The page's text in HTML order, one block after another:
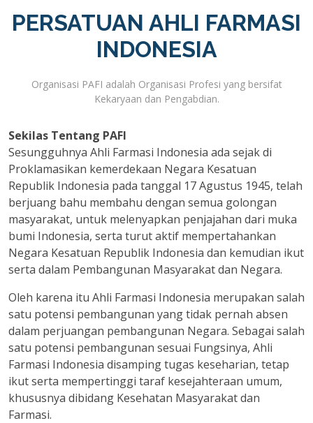
PERSATUAN AHLI FARMASI
INDONESIA
Organisasi PAFI adalah Organisasi Profesi yang bersifat
Kekaryaan dan Pengabdian.
Sekilas Tentang PAFI
Sesungguhnya Ahli Farmasi Indonesia ada sejak di
Proklamasikan kemerdekaan Negara Kesatuan
Republik Indonesia pada tanggal 17 Agustus 1945, telah
berjuang bahu membahu dengan semua golongan
masyarakat, untuk melenyapkan penjajahan dari muka
bumi Indonesia, serta turut aktif mempertahankan
Negara Kesatuan Republik Indonesia dan kemudian ikut
serta dalam Pembangunan Masyarakat dan Negara.
Oleh karena itu Ahli Farmasi Indonesia merupakan salah
satu potensi pembangunan yang tidak pernah absen
dalam perjuangan pembangunan Negara. Sebagai salah
satu potensi pembangunan sesuai Fungsinya, Ahli
Farmasi Indonesia disamping tugas keseharian, tetap
ikut serta mempertinggi taraf kesejahteraan umum,
khususnya dibidang Kesehatan Masyarakat dan
Farmasi.